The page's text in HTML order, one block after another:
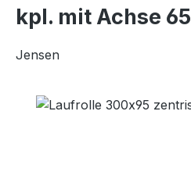
kpl. mit Achse 65
Jensen
Bildergalerie überspringen